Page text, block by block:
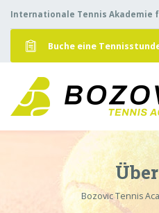
Internationale Tennis Akademie
Buche eine
Bozovic Tennis